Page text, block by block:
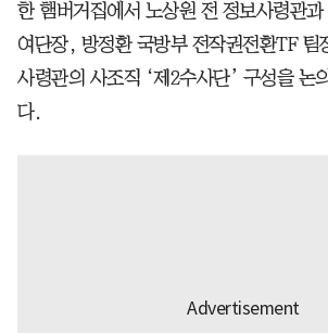
한 햄버거집에서 노상원 전 정보사령관
여단장, 방정환 국방부 전작권전환TF 팀
사령관의 사조직 ‘제2수사단’ 구성을 논
다.